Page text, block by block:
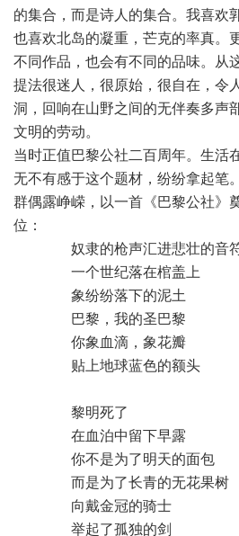
的集合，而是诗人的集合。我喜欢
也喜欢北岛的凝重，芒克的率真。
不同作品，也会有不同的品味。从
提法很迷人，很原始，很自在，令
洞，回响在山野之间的无伴奏多声
文明的劳动。
当时正值巴黎公社二百周年。生
无不有感于这个题材，纷纷拿起笔
群偶露峥嵘，以一首《巴黎公社》
位：
 奴隶的枪声汇进悲壮的音符
 一个世纪落在棺盖上
 象纷纷落下的泥土
 巴黎，我的圣巴黎
 你象血滴，象花瓣
 贴上地球蓝色的额头
 黎明死了
 在血泊中留下早露
 你不是为了明天的面包
 而是为了长青的无花果树
 向戴金冠的骑士
 举起了孤独的剑